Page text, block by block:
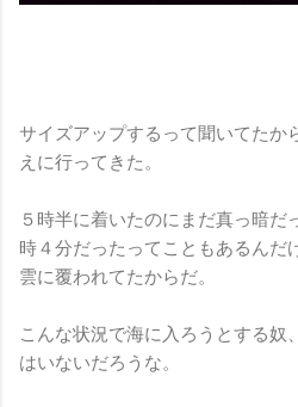
サイズアップするって聞いてたか
えに行ってきた。
５時半に着いたのにまだ真っ暗だ
時４分だったってこともあるんだ
雲に覆われてたからだ。
こんな状況で海に入ろうとする奴
はいないだろうな。